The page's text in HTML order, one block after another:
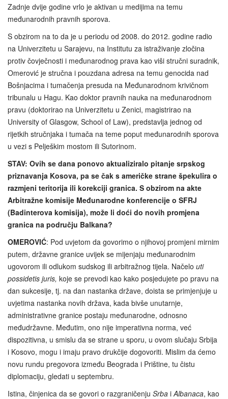
Zadnje dvije godine vrlo je aktivan u medijima na temu
međunarodnih pravnih sporova.
S obzirom na to da je u periodu od 2008. do 2012. godine radio
na Univerzitetu u Sarajevu, na Institutu za istraživanje zločina
protiv čovječnosti i međunarodnog prava kao viši stručni suradnik,
Omerović je stručna i pouzdana adresa na temu genocida nad
Bošnjacima i tumačenja presuda na Međunarodnom krivičnom
tribunalu u Hagu. Kao doktor pravnih nauka na međunarodnom
pravu (doktorirao na Univerzitetu u Zenici, magistrirao na
University of Glasgow, School of Law), predstavlja jednog od
rijetkih stručnjaka i tumača na teme poput međunarodnih sporova
u vezi s Pelješkim mostom ili Sutorinom.
STAV: Ovih se dana ponovo aktualiziralo pitanje srpskog
priznavanja Kosova, pa se čak s američke strane špekulira o
razmjeni teritorija ili korekciji granica. S obzirom na akte
Arbitražne komisije Međunarodne konferencije o SFRJ
(Badinterova komisija), može li doći do novih promjena
granica na području Balkana?
OMEROVIĆ: Pod uvjetom da govorimo o njihovoj promjeni mirnim
putem, državne granice uvijek se mijenjaju međunarodnim
ugovorom ili odlukom sudskog ili arbitražnog tijela. Načelo uti
possidetis juris, koje se prevodi kao kako posjedujete po pravu na
dan sukcesije, tj. na dan nastanka države, doista se primjenjuje u
uvjetima nastanka novih država, kada bivše unutarnje,
administrativne granice postaju međunarodne, odnosno
međudržavne. Međutim, ono nije imperativna norma, već
dispozitivna, u smislu da se strane u sporu, u ovom slučaju Srbija
i Kosovo, mogu i imaju pravo drukčije dogovoriti. Mislim da ćemo
novu rundu pregovora između Beograda i Prištine, tu čistu
diplomaciju, gledati u septembru.
Istina, činjenica da se govori o razgraničenju Srba i Albanaca, kao